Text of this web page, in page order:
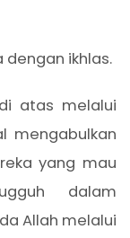
ikhlas.
atas melalui
mengabulkan
yang mau
dalam
Allah melalui